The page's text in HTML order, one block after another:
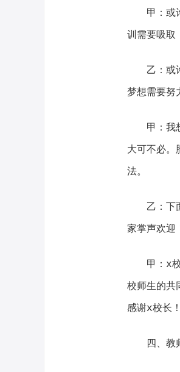
甲：或
训需要吸取
乙：或
梦想需要努
甲：我
大可不必。
法。
乙：下
家掌声欢迎
甲：x
校师生的共
感谢x校长！
四、教